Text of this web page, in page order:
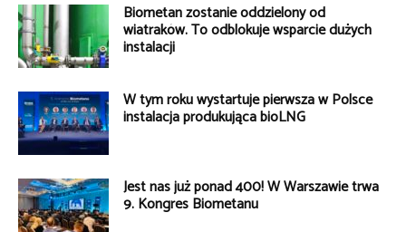
Biometan zostanie oddzielony od
wiatraków. To odblokuje wsparcie dużych
instalacji
W tym roku wystartuje pierwsza w Polsce
instalacja produkująca bioLNG
Jest nas już ponad 400! W Warszawie trwa
9. Kongres Biometanu